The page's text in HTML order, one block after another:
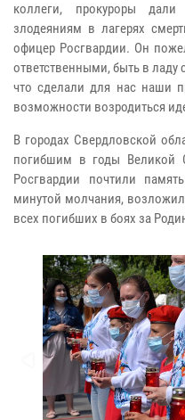
коллеги, прокуроры
злодеяниям в лагерях
офицер Росгвардии. Он
ответственными, быть в
что сделали для нас наши
возможности возродиться
В городах Свердловской
погибшим в годы Великой
Росгвардии почтили
минутой молчания,
всех погибших в боях за